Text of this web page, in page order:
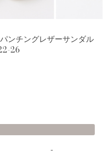
ンチングレザーサンダル
26
-